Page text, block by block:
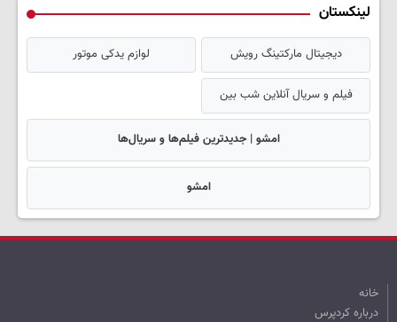
لینکستان
دیجیتال مارکتینگ رویش لوازم یدکی موتور
فیلم و سریال آنلاین شب بین
امشو | جدیدترین فیلم‌ها و سریال‌ها
امشو
خانه
درباره کردپرس